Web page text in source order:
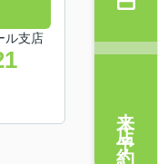
ル支店
来店予約